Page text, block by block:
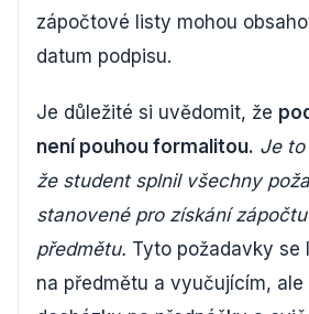
zápočtové listy mohou
datum podpisu.
Je důležité si uvědomit, že
není pouhou formalitou. Je to
že student splnil všechny
stanovené pro získání
předmětu. Tyto požadavky se
na předmětu a vyučujícím,